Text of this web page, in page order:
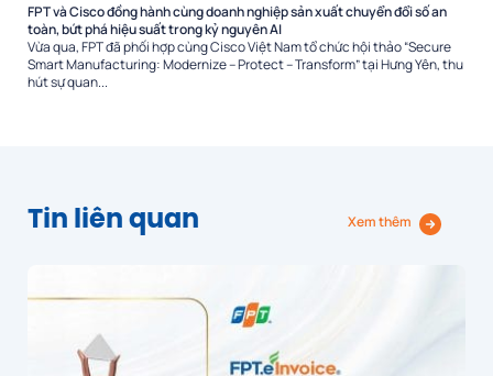
FPT và Cisco đồng hành cùng doanh nghiệp sản xuất chuyển đổi số an
toàn, bứt phá hiệu suất trong kỷ nguyên AI
Vừa qua, FPT đã phối hợp cùng Cisco Việt Nam tổ chức hội thảo “Secure
Smart Manufacturing: Modernize – Protect – Transform” tại Hưng Yên, thu
hút sự quan...
Tin liên quan Xem thêm